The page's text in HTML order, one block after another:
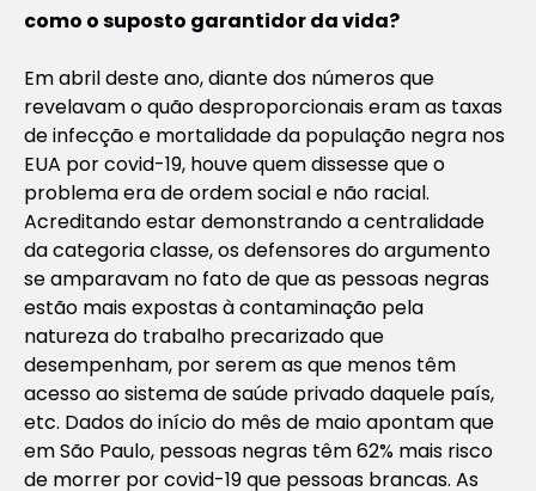
como o suposto garantidor da vida?
Em abril deste ano, diante dos números que
revelavam o quão desproporcionais eram as taxas
de infecção e mortalidade da população negra nos
EUA por covid-19, houve quem dissesse que o
problema era de ordem social e não racial.
Acreditando estar demonstrando a centralidade
da categoria classe, os defensores do argumento
se amparavam no fato de que as pessoas negras
estão mais expostas à contaminação pela
natureza do trabalho precarizado que
desempenham, por serem as que menos têm
acesso ao sistema de saúde privado daquele país,
etc. Dados do início do mês de maio apontam que
em São Paulo, pessoas negras têm 62% mais risco
de morrer por covid-19 que pessoas brancas. As